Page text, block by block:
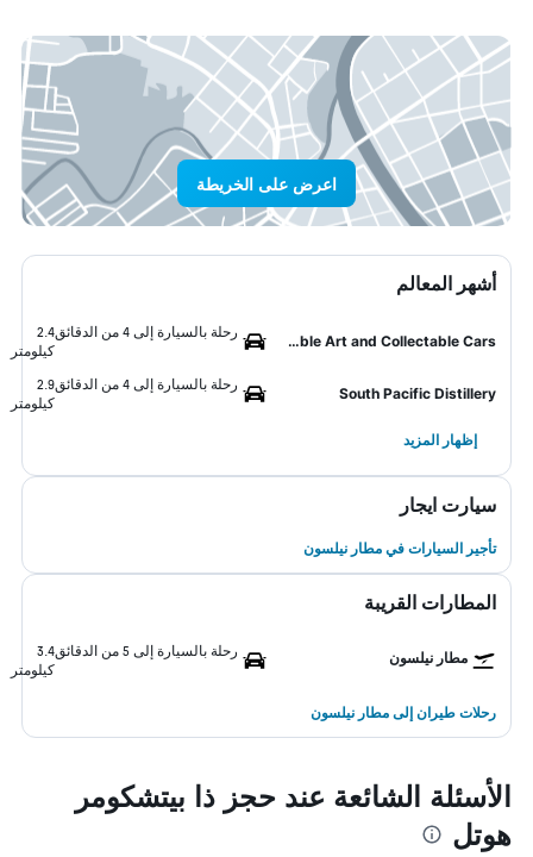
اعرض على الخريطة
أشهر المعالم
World of Wearable Art and Collectable Cars
رحلة بالسيارة إلى 4 من الدقائق
2.4
كيلومتر
South Pacific Distillery
رحلة بالسيارة إلى 4 من الدقائق
2.9
كيلومتر
إظهار المزيد
سيارت ايجار
تأجير السيارات في مطار نيلسون
المطارات القريبة
مطار نيلسون رحلة بالسيارة إلى 5 من الدقائق
3.4
كيلومتر
رحلات طيران إلى مطار نيلسون
الأسئلة الشائعة عند حجز ذا بيتشكومر
هوتل